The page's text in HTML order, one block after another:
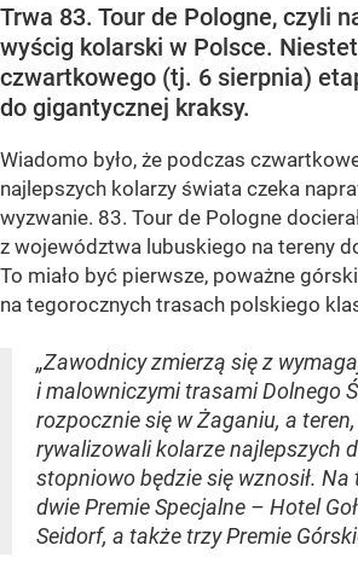
Trwa 83. Tour de Pologne, czyli
wyścig kolarski w Polsce.
czwartkowego (tj. 6 sierpnia)
do gigantycznej kraksy.
Wiadomo było, że podczas
najlepszych kolarzy świata czeka
wyzwanie. 83. Tour de Pologne
z województwa lubuskiego na tereny
To miało być pierwsze, poważne
na tegorocznych trasach polskiego
„Zawodnicy zmierzą się z
i malowniczymi trasami Dolnego
rozpocznie się w Żaganiu, a
rywalizowali kolarze najlepszych
stopniowo będzie się wznosił.
dwie Premie Specjalne – Hotel
Seidorf, a także trzy Premie